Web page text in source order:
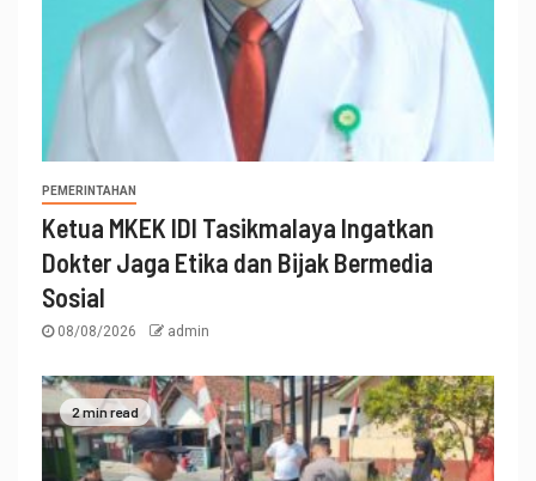
PEMERINTAHAN
Ketua MKEK IDI Tasikmalaya Ingatkan
Dokter Jaga Etika dan Bijak Bermedia
Sosial
08/08/2026 admin
2 min read